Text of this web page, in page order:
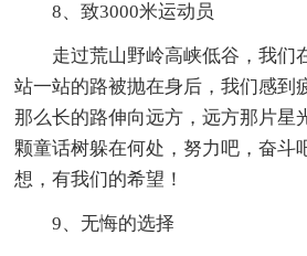
8、致3000米运动员
走过荒山野岭高峡低谷，我们
站一站的路被抛在身后，我们感到
那么长的路伸向远方，远方那片星
颗童话树躲在何处，努力吧，奋斗
想，有我们的希望！
9、无悔的选择